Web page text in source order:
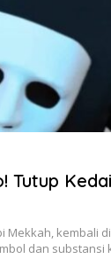
Tutup
Mekkah, kembali
dan substansi